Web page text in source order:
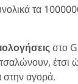
τα
στο
έτσι
στην αγορά.